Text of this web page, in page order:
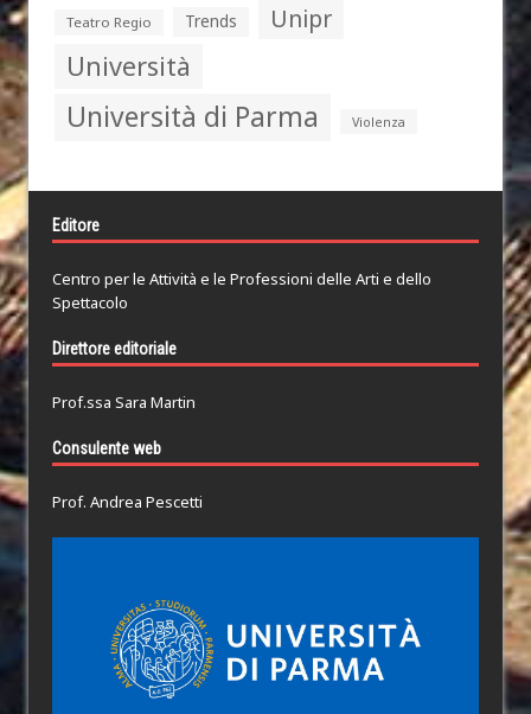
Teatro Regio Trends Unipr
Università
Università di Parma Violenza
Editore
Centro per le Attività e le Professioni delle Arti e dello
Spettacolo
Direttore editoriale
Prof.ssa Sara Martin
Consulente web
Prof. Andrea Pescetti